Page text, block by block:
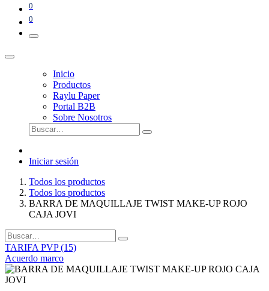
0
0
Inicio
Productos
Raylu Paper
Portal B2B
Sobre Nosotros
Iniciar sesión
Todos los productos
Todos los productos
BARRA DE MAQUILLAJE TWIST MAKE-UP ROJO
CAJA JOVI
TARIFA PVP (15)
Acuerdo marco